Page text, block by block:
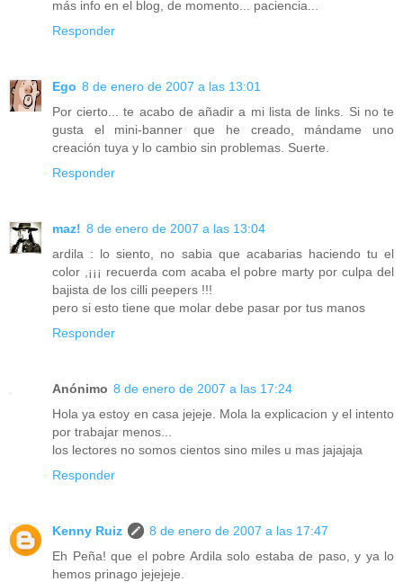
más info en el blog, de momento... paciencia...
Responder
Ego 8 de enero de 2007 a las 13:01
Por cierto... te acabo de añadir a mi lista de links. Si no te
gusta el mini-banner que he creado, mándame uno
creación tuya y lo cambio sin problemas. Suerte.
Responder
maz! 8 de enero de 2007 a las 13:04
ardila : lo siento, no sabia que acabarias haciendo tu el
color ,¡¡¡ recuerda com acaba el pobre marty por culpa del
bajista de los cilli peepers !!!
pero si esto tiene que molar debe pasar por tus manos
Responder
Anónimo 8 de enero de 2007 a las 17:24
Hola ya estoy en casa jejeje. Mola la explicacion y el intento
por trabajar menos...
los lectores no somos cientos sino miles u mas jajajaja
Responder
Kenny Ruiz
8 de enero de 2007 a las 17:47
Eh Peña! que el pobre Ardila solo estaba de paso, y ya lo
hemos prinago jejejeje.